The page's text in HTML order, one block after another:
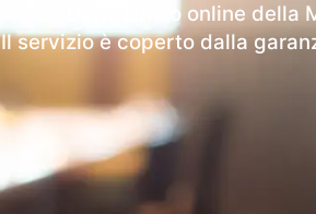
Dopo l'invio online
Il servizio è coperto dalla